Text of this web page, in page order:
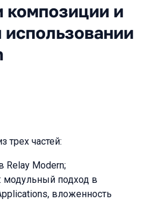
композиции и
использовании
трех частей:
Relay Modern;
модульный подход в
вложенность